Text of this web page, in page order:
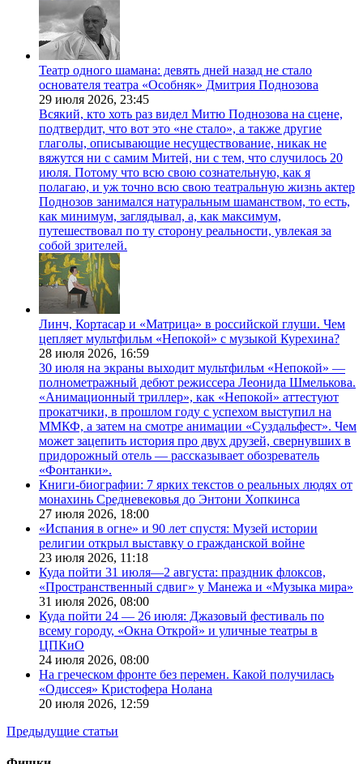
Театр одного шамана: девять дней назад не стало
основателя театра «Особняк» Дмитрия Поднозова
29 июля 2026, 23:45
Всякий, кто хоть раз видел Митю Поднозова на сцене,
подтвердит, что вот это «не стало», а также другие
глаголы, описывающие несуществование, никак не
вяжутся ни с самим Митей, ни с тем, что случилось 20
июля. Потому что всю свою сознательную, как я
полагаю, и уж точно всю свою театральную жизнь актер
Поднозов занимался натуральным шаманством, то есть,
как минимум, заглядывал, а, как максимум,
путешествовал по ту сторону реальности, увлекая за
собой зрителей.
Линч, Кортасар и «Матрица» в российской глуши. Чем
цепляет мультфильм «Непокой» с музыкой Курехина?
28 июля 2026, 16:59
30 июля на экраны выходит мультфильм «Непокой» —
полнометражный дебют режиссера Леонида Шмелькова.
«Анимационный триллер», как «Непокой» аттестуют
прокатчики, в прошлом году с успехом выступил на
ММКФ, а затем на смотре анимации «Суздальфест». Чем
может зацепить история про двух друзей, свернувших в
придорожный отель — рассказывает обозреватель
«Фонтанки».
Книги-биографии: 7 ярких текстов о реальных людях от
монахинь Средневековья до Энтони Хопкинса
27 июля 2026, 18:00
«Испания в огне» и 90 лет спустя: Музей истории
религии открыл выставку о гражданской войне
23 июля 2026, 11:18
Куда пойти 31 июля—2 августа: праздник флоксов,
«Пространственный сдвиг» у Манежа и «Музыка мира»
31 июля 2026, 08:00
Куда пойти 24 — 26 июля: Джазовый фестиваль по
всему городу, «Окна Открой» и уличные театры в
ЦПКиО
24 июля 2026, 08:00
На греческом фронте без перемен. Какой получилась
«Одиссея» Кристофера Нолана
20 июля 2026, 12:59
Предыдущие статьи